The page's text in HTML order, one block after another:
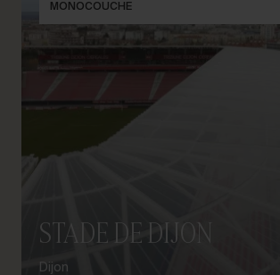
MONOCOUCHE
STADE DE DIJON
Dijon